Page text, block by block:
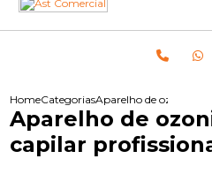
HomeCategoriasAparelho de
Aparelho de
capilar